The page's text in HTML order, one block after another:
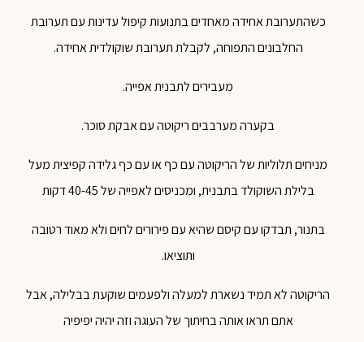
כשהתערובת אחידה מאחדים בתנועות קיפול עדינות עם תערובת
החלבונים התפוחה, לקבלת תערובת שוקולדית אחידה.
מעבירים לתבנית אפייה.
בקערה מערבבים ריקוטה עם אבקת סוכר.
מניחים תלוליות של הריקוטה עם כף או עם כף גלידה קפיצית מעל
בלילת השוקולד בתבנית, ומכניסים לאפייה של 40-45 דקות
בתנור, תבדקו עם קיסם שהיא עם פירורים לחים ולא מאוד רטובה
ותוציאו.
הריקוטה לא תמיד נשארת למעלה ולפעמים שוקעת בבלילה, אבל
אתם תראו אותה בחיתוך של העוגה וזה יהיה יפיפיה